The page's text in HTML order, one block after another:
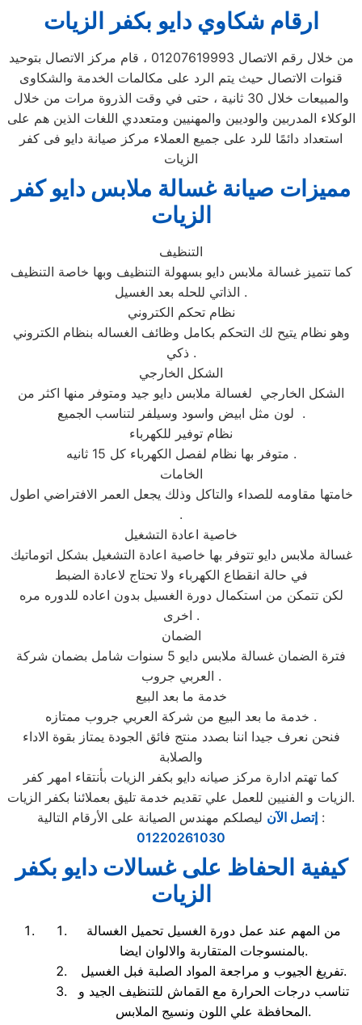
ارقام شكاوي دايو بكفر الزيات
من خلال رقم الاتصال 01207619993 ، قام مركز الاتصال بتوحيد
قنوات الاتصال حيث يتم الرد على مكالمات الخدمة والشكاوى
والمبيعات خلال 30 ثانية ، حتى في وقت الذروة مرات من خلال
الوكلاء المدربين والوديين والمهنيين ومتعددي اللغات الذين هم على
استعداد دائمًا للرد على جميع العملاء مركز صيانة دايو فى كفر
الزيات
مميزات صيانة غسالة ملابس دايو كفر
الزيات
التنظيف
كما تتميز غسالة ملابس دايو بسهولة التنظيف وبها خاصة التنظيف
الذاتي للحله بعد الغسيل .
نظام تحكم الكتروني
وهو نظام يتيح لك التحكم بكامل وظائف الغساله بنظام الكتروني
ذكي .
الشكل الخارجي
الشكل الخارجي لغسالة ملابس دايو جيد ومتوفر منها اكثر من
لون مثل ابيض واسود وسيلفر لتناسب الجميع .
نظام توفير للكهرباء
متوفر بها نظام لفصل الكهرباء كل 15 ثانيه .
الخامات
خامتها مقاومه للصداء والتاكل وذلك يجعل العمر الافتراضي اطول
.
خاصية اعادة التشغيل
غسالة ملابس دايو تتوفر بها خاصية اعادة التشغيل بشكل اتوماتيك
في حالة انقطاع الكهرباء ولا تحتاج لاعادة الضبط
لكن تتمكن من استكمال دورة الغسيل بدون اعاده للدوره مره
اخرى .
الضمان
فترة الضمان غسالة ملابس دايو 5 سنوات شامل بضمان شركة
العربي جروب .
خدمة ما بعد البيع
خدمة ما بعد البيع من شركة العربي جروب ممتازه .
فنحن نعرف جيدا اننا بصدد منتج فائق الجودة يمتاز بقوة الاداء
والصلابة
كما تهتم ادارة مركز صيانه دايو بكفر الزيات بأنتقاء امهر كفر
الزيات و الفنيين للعمل علي تقديم خدمة تليق بعملائنا بكفر الزيات.
إتصل الآن ليصلكم مهندس الصيانة على الأرقام التالية :
01220261030
كيفية الحفاظ على غسالات دايو بكفر
الزيات
من المهم عند عمل دورة الغسيل تحميل الغسالة
بالمنسوجات المتقاربة والالوان ايضا.
تفريغ الجيوب و مراجعة المواد الصلبة فبل الغسيل.
تناسب درجات الحرارة مع القماش للتنظيف الجيد و
المحافظة علي اللون ونسيج الملابس.